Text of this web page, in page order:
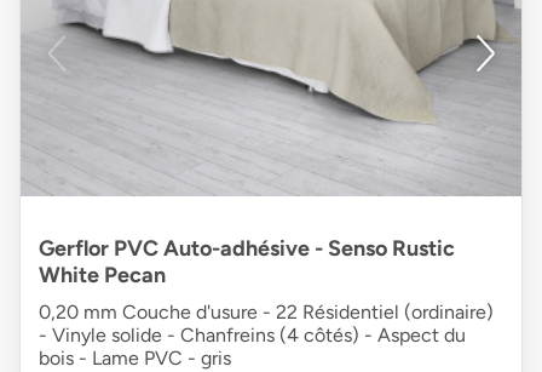
Gerflor PVC Auto-adhésive - Senso Rustic
White Pecan
0,20 mm Couche d'usure - 22 Résidentiel (ordinaire)
- Vinyle solide - Chanfreins (4 côtés) - Aspect du
bois - Lame PVC - gris